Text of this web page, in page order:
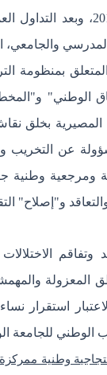
الدخول الاجتماعي
على القانون الإطار 17/
الوطني"
المصيرية بخلق
عن
ومرجعية وطنية
و"إصلاح"
وتفاقم
المعزولة
الاعتبار
الوطني للجامعة